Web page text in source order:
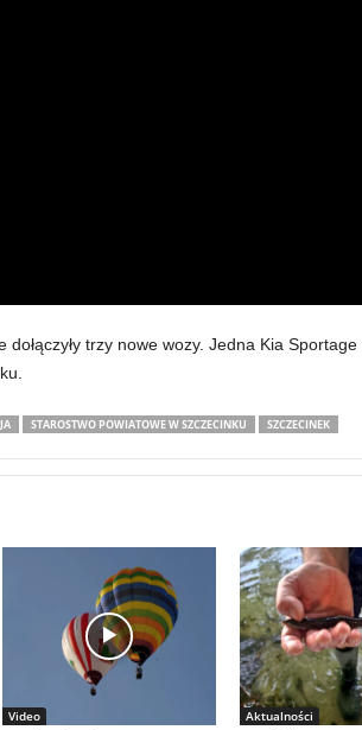
trzy nowe wozy. Jedna Kia
STAROSTWO POWIATOWE W SZCZECINKU SZCZECINEK
Video Aktualności